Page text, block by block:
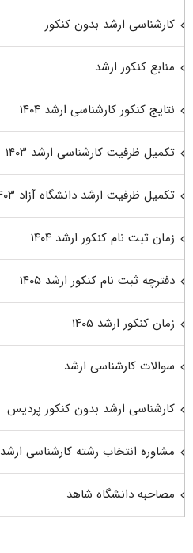
کارشناسی ارشد بدون کنکور
منابع کنکور ارشد
نتایج کنکور کارشناسی ارشد ۱۴۰۴
تکمیل ظرفیت کارشناسی ارشد ۱۴۰۳
تکمیل ظرفیت ارشد دانشگاه آزاد ۱۴۰۳
زمان ثبت نام کنکور ارشد ۱۴۰۴
دفترچه ثبت نام کنکور ارشد ۱۴۰۵
زمان کنکور ارشد ۱۴۰۵
سوالات کارشناسی ارشد
کارشناسی ارشد بدون کنکور پردیس
مشاوره انتخاب رشته کارشناسی ارشد
مصاحبه دانشگاه شاهد